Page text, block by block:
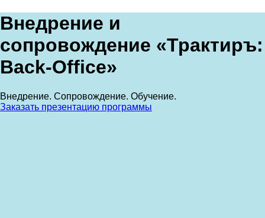
Внедрение и
сопровождение «Трактиръ:
Back-Office»
Внедрение. Сопровождение. Обучение.
Заказать презентацию программы